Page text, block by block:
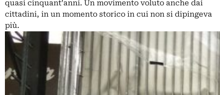
quasi cinquant’anni. Un movimento voluto anche dai
cittadini, in un momento storico in cui non si dipingeva
più.